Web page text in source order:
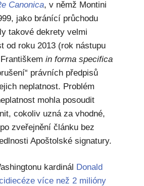
Canonica, v němž Montini
jako bránící průchodu
takové dekrety velmi
od roku 2013 (rok nástupu
Františkemin forma specifica
právních předpisů
neplatnost. Problém
mohla posoudit
cokoliv uzná za vhodné,
zveřejnění článku bez
Apoštolské signatury.
kardinál Donald
více než 2 milióny